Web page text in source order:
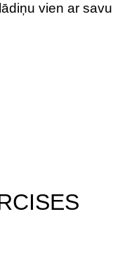
vien ar savu